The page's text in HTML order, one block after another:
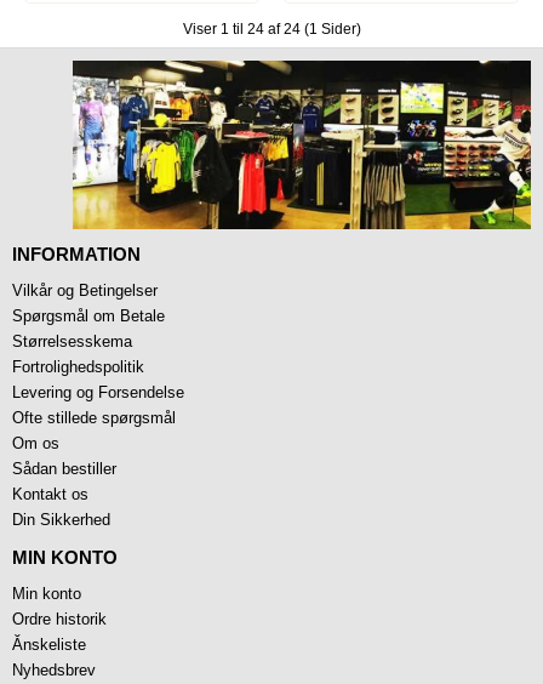
Viser 1 til 24 af 24 (1 Sider)
INFORMATION
Vilkår og Betingelser
Spørgsmål om Betale
Størrelsesskema
Fortrolighedspolitik
Levering og Forsendelse
Ofte stillede spørgsmål
Om os
Sådan bestiller
Kontakt os
Din Sikkerhed
MIN KONTO
Min konto
Ordre historik
Ănskeliste
Nyhedsbrev